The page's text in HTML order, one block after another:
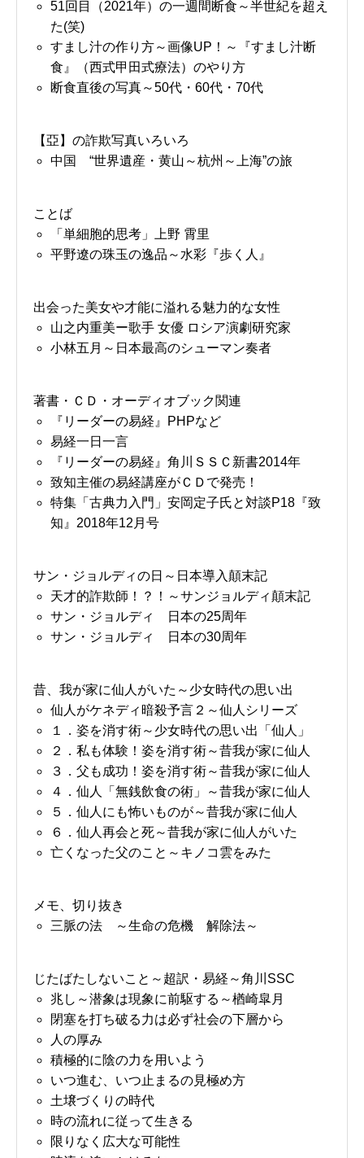
51回目（2021年）の一週間断食～半世紀を超え
た(笑)
すまし汁の作り方～画像UP！～『すまし汁断
食』（西式甲田式療法）のやり方
断食直後の写真～50代・60代・70代
【亞】の詐欺写真いろいろ
中国 “世界遺産・黄山～杭州～上海”の旅
ことば
「単細胞的思考」上野 霄里
平野遼の珠玉の逸品～水彩『歩く人』
出会った美女や才能に溢れる魅力的な女性
山之内重美ー歌手 女優 ロシア演劇研究家
小林五月～日本最高のシューマン奏者
著書・ＣＤ・オーディオブック関連
『リーダーの易経』PHPなど
易経一日一言
『リーダーの易経』角川ＳＳＣ新書2014年
致知主催の易経講座がＣＤで発売！
特集「古典力入門」安岡定子氏と対談P18『致
知』2018年12月号
サン・ジョルディの日～日本導入顛末記
天才的詐欺師！？！～サンジョルディ顛末記
サン・ジョルディ 日本の25周年
サン・ジョルディ 日本の30周年
昔、我が家に仙人がいた～少女時代の思い出
仙人がケネディ暗殺予言２～仙人シリーズ
１．姿を消す術～少女時代の思い出「仙人」
２．私も体験！姿を消す術～昔我が家に仙人
３．父も成功！姿を消す術～昔我が家に仙人
４．仙人「無銭飲食の術」～昔我が家に仙人
５．仙人にも怖いものが～昔我が家に仙人
６．仙人再会と死～昔我が家に仙人がいた
亡くなった父のこと～キノコ雲をみた
メモ、切り抜き
三脈の法 ～生命の危機 解除法～
じたばたしないこと～超訳・易経～角川SSC
兆し～潜象は現象に前駆する～楢崎皐月
閉塞を打ち破る力は必ず社会の下層から
人の厚み
積極的に陰の力を用いよう
いつ進む、いつ止まるの見極め方
土壌づくりの時代
時の流れに従って生きる
限りなく広大な可能性